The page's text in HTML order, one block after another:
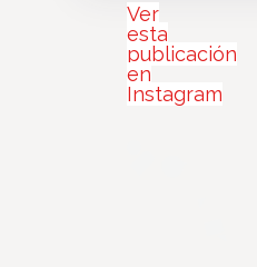
Ver
esta
publicación
en
Instagram